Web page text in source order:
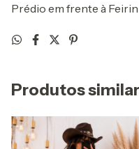
Prédio em frente à
Produtos